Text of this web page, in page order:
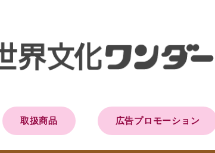
取扱商品 広告プロモーション